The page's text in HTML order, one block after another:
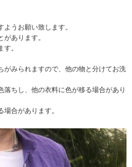
うお願い致します。
あります。
。
がみられますので、他の物と分けてお洗
ちし、他の衣料に色が移る場合があり
合があります。